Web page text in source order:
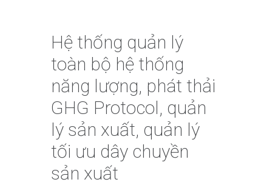
Hệ thống quản lý
toàn bộ hệ thống
năng lượng, phát thải
GHG Protocol, quản
lý sản xuất, quản lý
tối ưu dây chuyền
sản xuất